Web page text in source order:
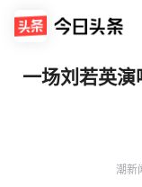
一场刘若英演
潮新